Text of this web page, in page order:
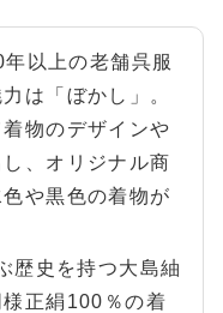
以上の老舗呉服
は「ぼかし」。
物のデザインや
、オリジナル商
や黒色の着物が
歴史を持つ大島紬
正絹100％の着